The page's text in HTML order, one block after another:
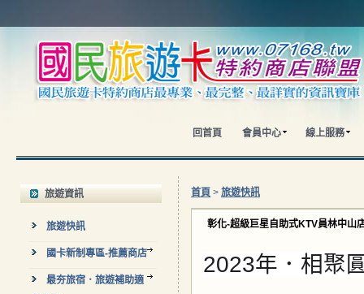
回首頁 會員中心 線上服務
旅遊資訊
旅遊快訊
國卡新制專區-推薦商店
最夯旅宿．旅遊補助適
首頁 > 旅遊快訊
彰化-超級巨星自助式KTV員林中山
2023年．相聚